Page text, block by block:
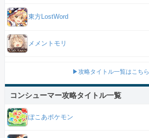
東方LostWord
メメントモリ
▶攻略タイトル一覧はこちら
コンシューマー攻略タイトル一覧
ぽこあポケモン